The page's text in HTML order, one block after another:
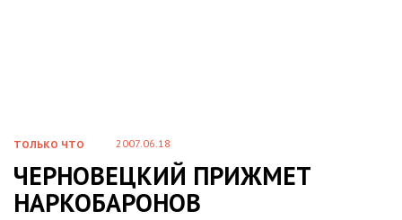
ТОЛЬКО ЧТО 2007.06.18
ЧЕРНОВЕЦКИЙ ПРИЖМЕТ
НАРКОБАРОНОВ